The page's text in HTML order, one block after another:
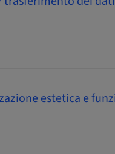
estetica e